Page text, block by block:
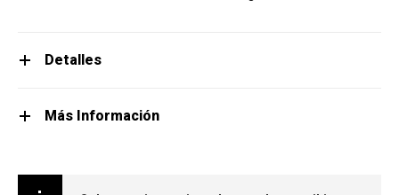
Detalles
Más Información